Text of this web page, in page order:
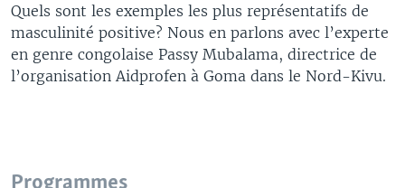
Quels sont les exemples les plus représentatifs de
masculinité positive? Nous en parlons avec l’experte
en genre congolaise Passy Mubalama, directrice de
l’organisation Aidprofen à Goma dans le Nord-Kivu.
Programmes